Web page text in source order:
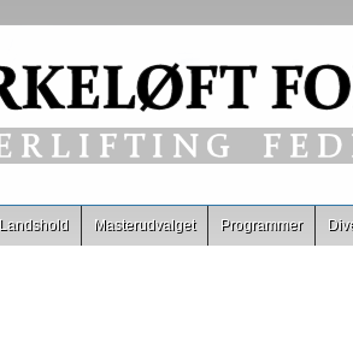
Landshold Masterudvalget Programmer